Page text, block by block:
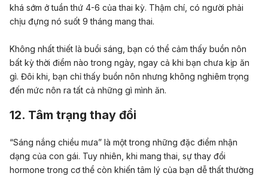
khá sớm ở tuần thứ 4-6 của thai kỳ. Thậm chí, có người phải
chịu đựng nó suốt 9 tháng mang thai.
Không nhất thiết là buổi sáng, bạn có thể cảm thấy buồn nôn
bất kỳ thời điểm nào trong ngày, ngay cả khi bạn chưa kịp ăn
gì. Đôi khi, bạn chỉ thấy buồn nôn nhưng không nghiêm trọng
đến mức nôn ra tất cả những gì mình ăn.
12. Tâm trạng thay đổi
“Sáng nắng chiều mưa” là một trong những đặc điểm nhận
dạng của con gái. Tuy nhiên, khi mang thai, sự thay đổi
hormone trong cơ thể còn khiến tâm lý của bạn dễ thất thường